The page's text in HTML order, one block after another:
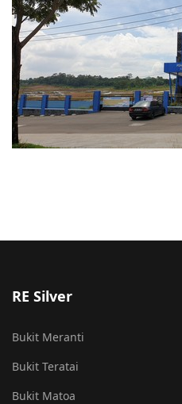
RE Silver
Bukit Meranti
Bukit Teratai
Bukit Matoa